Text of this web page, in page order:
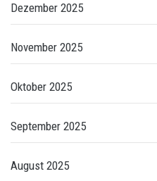
Dezember 2025
November 2025
Oktober 2025
September 2025
August 2025